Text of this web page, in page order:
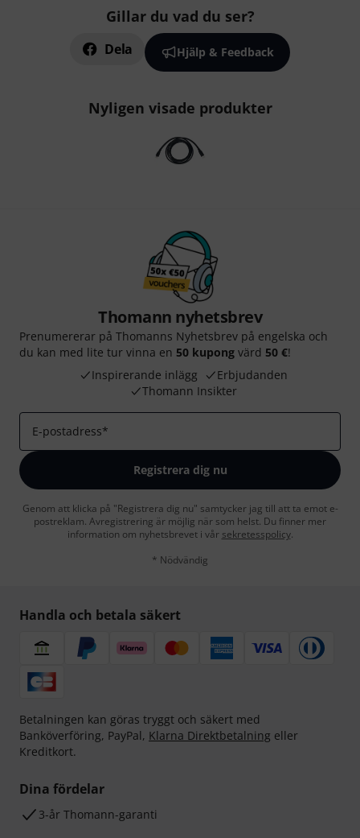
Gillar du vad du ser?
Dela Hjälp & Feedback
Nyligen visade produkter
Thomann nyhetsbrev
Prenumererar på Thomanns Nyhetsbrev på engelska och
du kan med lite tur vinna en 50 kupong värd 50 €!
Inspirerande inlägg
Erbjudanden
Thomann Insikter
E-postadress*
Registrera dig nu
Genom att klicka på "Registrera dig nu" samtycker jag till att ta emot e-
postreklam. Avregistrering är möjlig när som helst. Du finner mer
information om nyhetsbrevet i vår sekretesspolicy.
* Nödvändig
Handla och betala säkert
Betalningen kan göras tryggt och säkert med
Banköverföring, PayPal, Klarna Direktbetalning eller
Kreditkort.
Dina fördelar
3-år Thomann-garanti